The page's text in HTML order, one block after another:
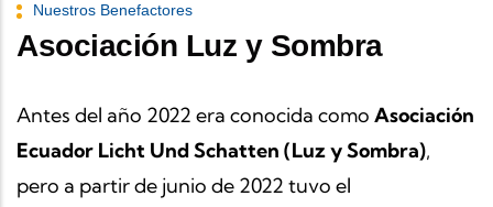
Nuestros Benefactores
Asociación Luz y Sombra
Antes del año 2022 era conocida como Asociación
Ecuador Licht Und Schatten (Luz y Sombra),
pero a partir de junio de 2022 tuvo el